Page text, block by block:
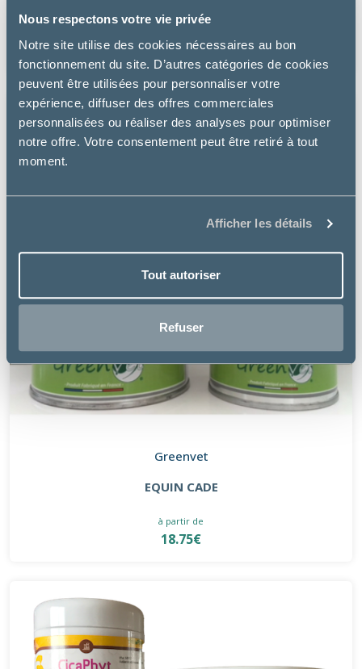
Nous respectons votre vie privée
Notre site utilise des cookies nécessaires au bon
fonctionnement du site. D’autres catégories de cookies
peuvent être utilisées pour personnaliser votre
expérience, diffuser des offres commerciales
personnalisées ou réaliser des analyses pour optimiser
notre offre. Votre consentement peut être retiré à tout
moment.
Afficher les détails
Tout autoriser
Refuser
17.07€
Greenvet
EQUIN CADE
à partir de
18.75€